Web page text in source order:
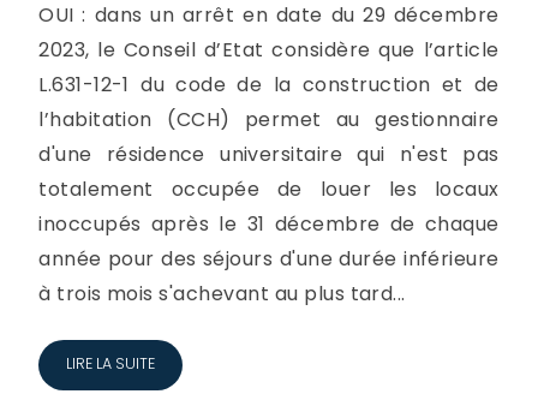
OUI : dans un arrêt en date du 29 décembre
2023, le Conseil d’Etat considère que l’article
L.631-12-1 du code de la construction et de
l’habitation (CCH) permet au gestionnaire
d'une résidence universitaire qui n'est pas
totalement occupée de louer les locaux
inoccupés après le 31 décembre de chaque
année pour des séjours d'une durée inférieure
à trois mois s'achevant au plus tard...
LIRE LA SUITE